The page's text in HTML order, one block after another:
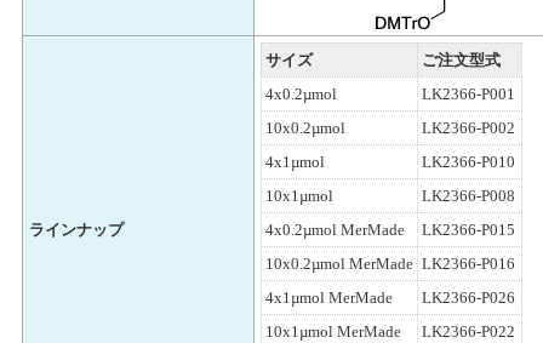
ラインナップ
サイズ
ご注文型式
4x0.2µmol
LK2366-P001
10x0.2µmol
LK2366-P002
4x1µmol
LK2366-P010
10x1µmol
LK2366-P008
4x0.2µmol MerMade
LK2366-P015
10x0.2µmol MerMade LK2366-P016
4x1µmol MerMade
LK2366-P026
10x1µmol MerMade
LK2366-P022